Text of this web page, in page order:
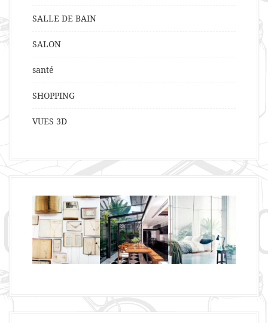
SALLE DE BAIN
SALON
santé
SHOPPING
VUES 3D